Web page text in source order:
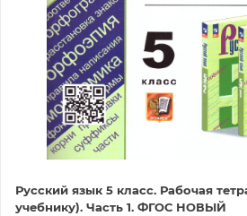
Русский язык 5 класс. Рабочая
учебнику). Часть 1. ФГОС НОВЫЙ